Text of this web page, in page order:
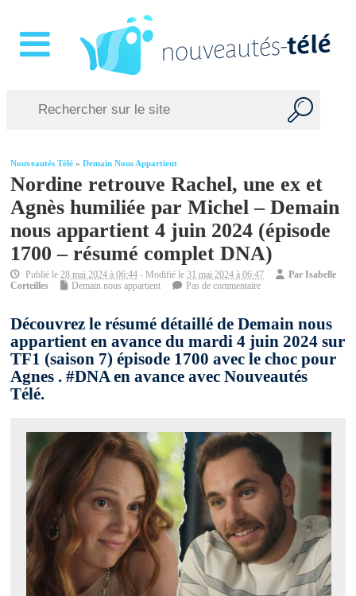
Nouveautés Télé »Demain Nous Appartient
Nordine retrouve Rachel, une ex et
Agnès humiliée par Michel – Demain
nous appartient 4 juin 2024 (épisode
1700 – résumé complet DNA)
Publié le28 mai 2024 à 06:44 - Modifié le31 mai 2024 à 06:47 ParIsabelle
Corteilles
Demain nous appartient Pas de commentaire
Découvrez le résumé détaillé de Demain nous
appartient en avance du mardi 4 juin 2024 sur
TF1 (saison 7) épisode 1700 avec le choc pour
Agnes . #DNA en avance avec Nouveautés
Télé.